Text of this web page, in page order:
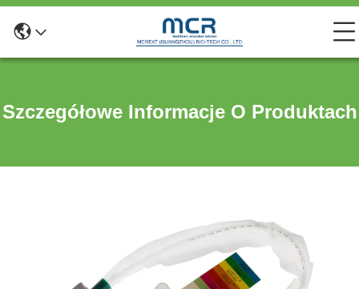
Szczegółowe Informacje O Produktach